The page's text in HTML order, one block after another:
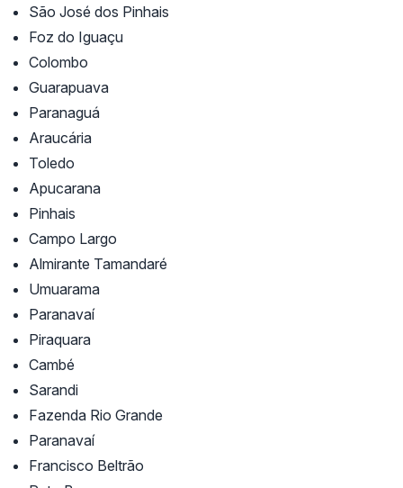
São José dos Pinhais
Foz do Iguaçu
Colombo
Guarapuava
Paranaguá
Araucária
Toledo
Apucarana
Pinhais
Campo Largo
Almirante Tamandaré
Umuarama
Paranavaí
Piraquara
Cambé
Sarandi
Fazenda Rio Grande
Paranavaí
Francisco Beltrão